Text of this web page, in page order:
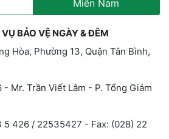
Miền Nam
BẢO VỆ NGÀY & ĐÊM
Hòa, Phường 13, Quận Tân Bình,
Mr. Trần Viết Lâm - P. Tổng Giám
426 / 22535427 - Fax: (028) 22